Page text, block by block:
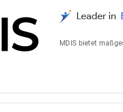
Leader in
MDIS bietet